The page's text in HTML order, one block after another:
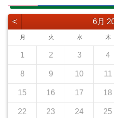
< 6月
月 火 水 木
1 2 3 4
8 9 10 11
15 16 17 18
22 23 24 25